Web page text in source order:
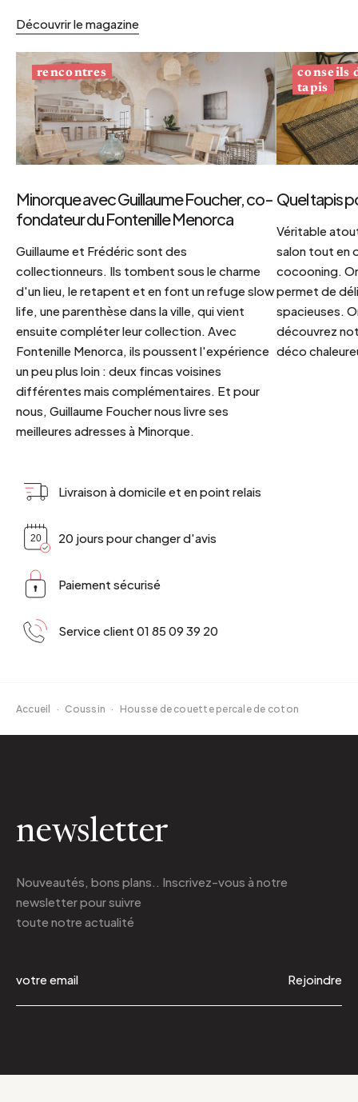
Découvrir le magazine
rencontres
Minorque avec Guillaume Foucher, co-
fondateur du Fontenille Menorca
Guillaume et Frédéric sont des
collectionneurs. Ils tombent sous le charme
d'un lieu, le retapent et en font un refuge slow
life, une parenthèse dans la ville, qui vient
ensuite compléter leur collection. Avec
Fontenille Menorca, ils poussent l'expérience
un peu plus loin : deux fincas voisines
différentes mais complémentaires. Et pour
nous, Guillaume Foucher nous livre ses
meilleures adresses à Minorque.
conseils
tapis
Quel tapis
Véritable
salon tout en
cocooning.
permet de
spacieuses.
découvrez
déco
Livraison à domicile et en point relais
20 jours pour changer d'avis
Paiement sécurisé
Service client 01 85 09 39 20
Accueil · Coussin · Housse de couette percale de coton
newsletter
Nouveautés, bons plans.. Inscrivez-vous à notre
newsletterpour suivre
toute notre actualité
Rejoindre